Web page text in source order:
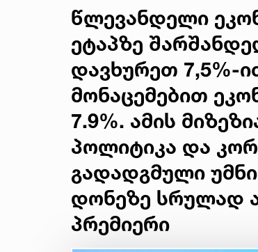
წლევანდელი
ეტაპზე
დავხურეთ 7,5%-
მონაცემებით
7.9%. ამის
პოლიტიკა და
გადადგმული
დონეზე სრულად
პრემიერი